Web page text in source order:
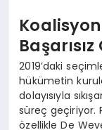
2019’daki
hükümetin
dolayısıyla
süreç geçiriyor.
özellikle De